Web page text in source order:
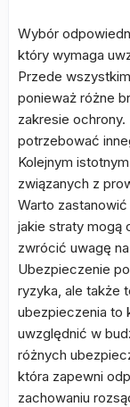
Wybór
który wymaga
Przede
ponieważ różne
zakresie ochrony.
potrzebować
Kolejnym
związanych z
Warto
jakie straty mogą
zwrócić uwagę
Ubezpieczenie
ryzyka, ale także
ubezpieczenia to
uwzględnić w
różnych
która zapewni
zachowaniu